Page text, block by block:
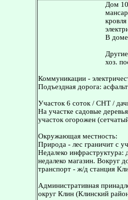
Дом
В доме
хоз.
Коммуникации -
Подъездная дорога:
Участок 6 соток / СНТ /
На участке садовые
участок огорожен
Окружающая местность:
Природа - лес граничит с
Недалеко инфраструктура:
недалеко магазин. Вокруг
транспорт - ж/д станция
Административная
округ Клин (Клинский